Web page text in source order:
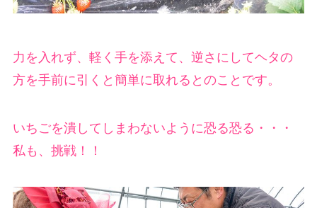
力を入れず、軽く手を添えて、逆さにしてヘタの
方を手前に引くと簡単に取れるとのことです。
いちごを潰してしまわないように恐る恐る・・・
私も、挑戦！！